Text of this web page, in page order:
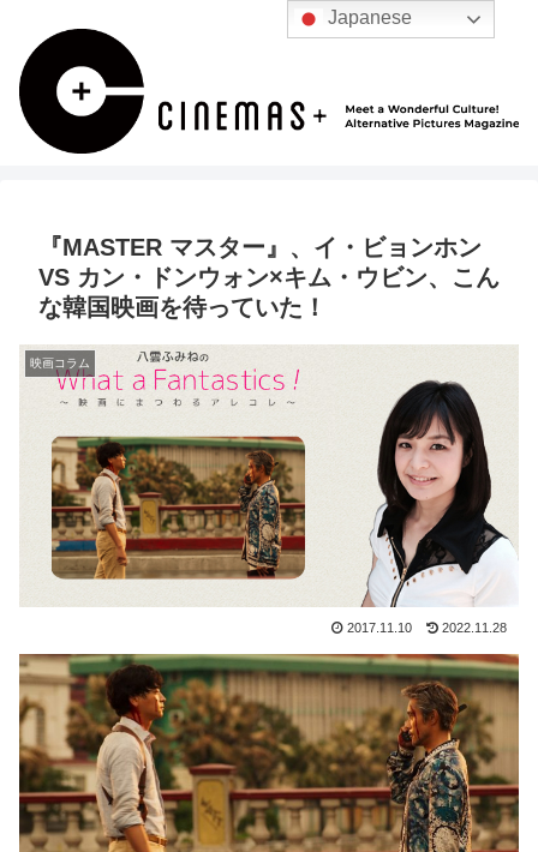
『MASTER マスター』、イ・ビョンホン
VS カン・ドンウォン×キム・ウビン、こん
な韓国映画を待っていた！
映画コラム
2017.11.10 2022.11.28
Japanese